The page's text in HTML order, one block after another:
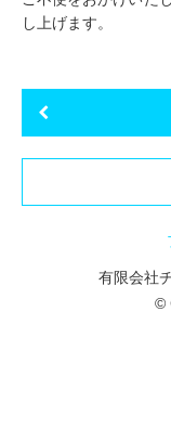
し上げます。
有限会社
©